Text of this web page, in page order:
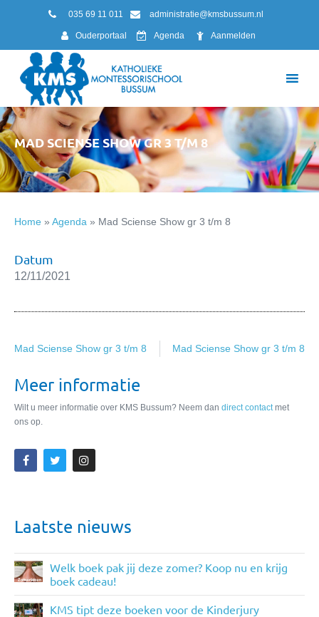
035 69 11 011 administratie@kmsbussum.nl
Ouderportaal Agenda Aanmelden
MAD SCIENSE SHOW GR 3 T/M 8
Home » Agenda » Mad Sciense Show gr 3 t/m 8
Datum
12/11/2021
Mad Sciense Show gr 3 t/m 8 Mad Sciense Show gr 3 t/m 8
Meer informatie
Wilt u meer informatie over KMS Bussum? Neem dan direct contactmet
ons op.
Laatste nieuws
Welk boek pak jij deze zomer? Koop nu en krijg
boek cadeau!
KMS tipt deze boeken voor de Kinderjury